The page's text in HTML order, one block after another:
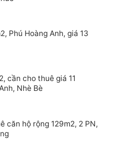
Phú Hoàng Anh, giá 13
cần cho thuê giá 11
Nhè Bè
căn hộ rộng 129m2, 2 PN,